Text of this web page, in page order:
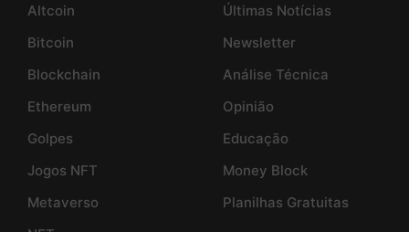
Altcoin
Bitcoin
Blockchain
Ethereum
Golpes
Jogos NFT
Metaverso
Últimas Notícias
Newsletter
Análise Técnica
Opinião
Educação
Money Block
Planilhas Gratuitas